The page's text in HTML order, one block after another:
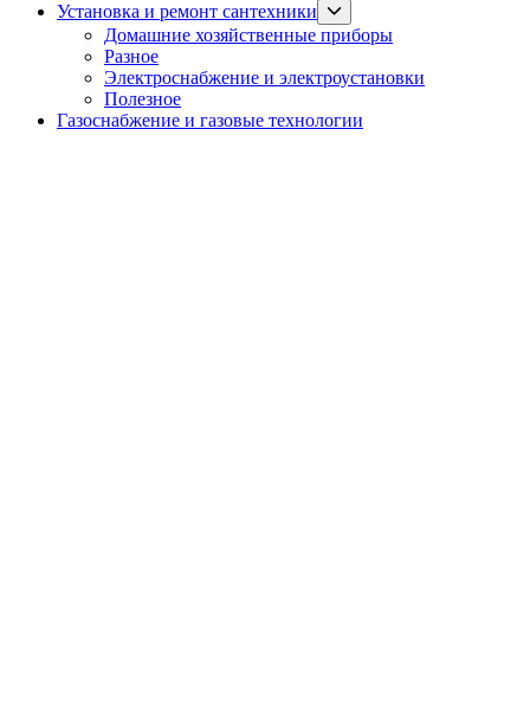
Установка и ремонт сантехники
sub
menu
Домашние хозяйственные приборы
Разное
Электроснабжение и электроустановки
Полезное
Газоснабжение и газовые технологии